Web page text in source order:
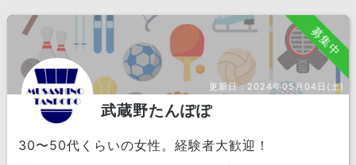
募集中
更新日：2024年05月04日(土)
武蔵野たんぽぽ
30〜50代くらいの女性。経験者大歓迎！